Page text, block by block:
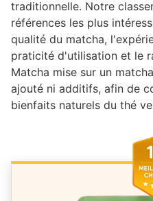
traditionnelle. Notre
références les plus
qualité du matcha,
praticité d'utilisation et le
Matcha mise sur un
ajouté ni additifs, afin de
bienfaits naturels du thé